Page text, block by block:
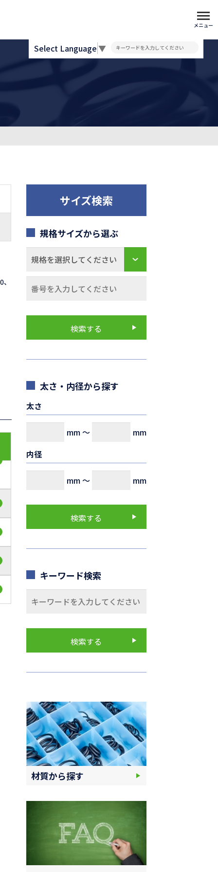
メニュー
Select Language▼
サイズ検索
規格サイズから選ぶ
太さ・内径から探す
太さ
mm～
mm
内径
mm～ mm
キーワード検索
材質から探す